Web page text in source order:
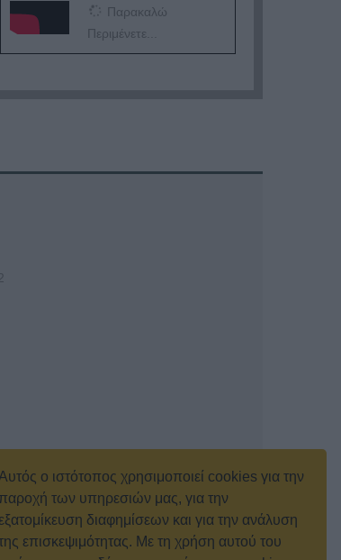
Αυτός ο ιστότοπος χρησιμοποιεί cookies για την
παροχή των υπηρεσιών μας, για την
εξατομίκευση διαφημίσεων και για την ανάλυση
επισκεψιμότητας. Με τη χρήση αυτού του
Παρακαλώ
Περιμένετε...
συνέλευσης Κρατική Διαφήμιση